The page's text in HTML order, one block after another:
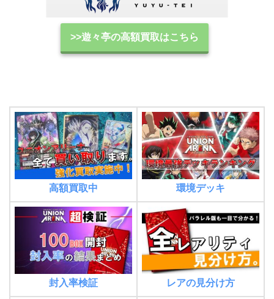
>>遊々亭の高額買取はこちら
高額買取中 環境デッキ
封入率検証 レアの見分け方